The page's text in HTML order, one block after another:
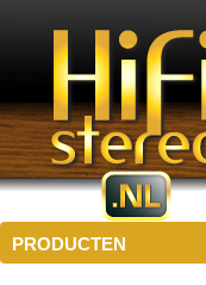
PRODUCTEN